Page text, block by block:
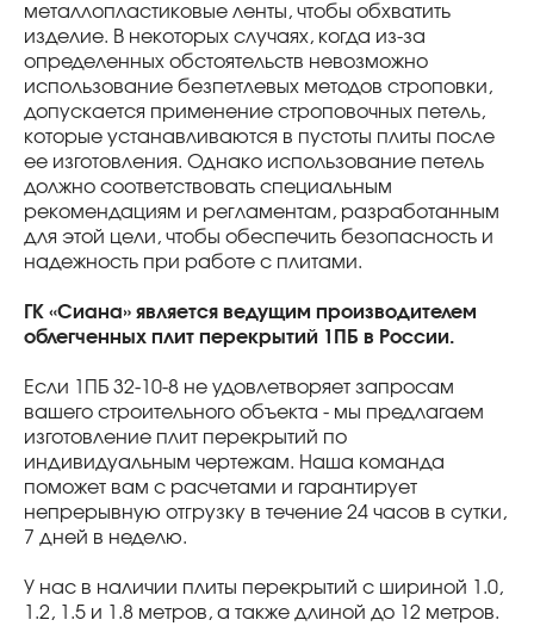
металлопластиковые ленты, чтобы обхватить
изделие. В некоторых случаях, когда из-за
определенных обстоятельств невозможно
использование безпетлевых методов строповки,
допускается применение строповочных петель,
которые устанавливаются в пустоты плиты после
ее изготовления. Однако использование петель
должно соответствовать специальным
рекомендациям и регламентам, разработанным
для этой цели, чтобы обеспечить безопасность и
надежность при работе с плитами.
ГК «Сиана» является ведущим производителем
облегченных плит перекрытий 1ПБ в России.
Если 1ПБ 32-10-8 не удовлетворяет запросам
вашего строительного объекта - мы предлагаем
изготовление плит перекрытий по
индивидуальным чертежам. Наша команда
поможет вам с расчетами и гарантирует
непрерывную отгрузку в течение 24 часов в сутки,
7 дней в неделю.
У нас в наличии плиты перекрытий с шириной 1.0,
1.2, 1.5 и 1.8 метров, а также длиной до 12 метров.